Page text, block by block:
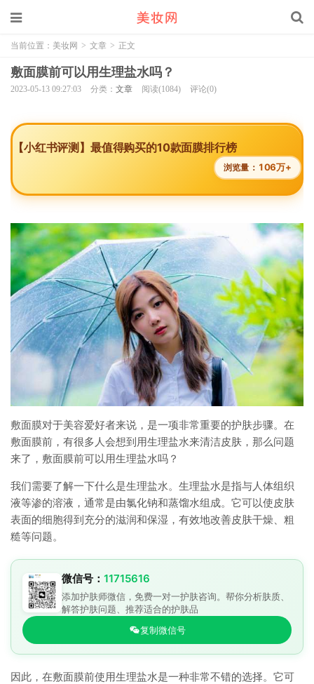
当前位置： 美妆网 > 文章 > 正文
敷面膜前可以用生理盐水吗？
2023-05-13 09:27:03 分类： 文章 阅读(1084) 评论(0)
【小红书评测】最值得购买的10款面膜排行榜
浏览量： 106万+
敷面膜对于美容爱好者来说，是一项非常重要的护肤步骤。在
敷面膜前，有很多人会想到用生理盐水来清洁皮肤，那么问题
来了，敷面膜前可以用生理盐水吗？
我们需要了解一下什么是生理盐水。生理盐水是指与人体组织
液等渗的溶液，通常是由氯化钠和蒸馏水组成。它可以使皮肤
表面的细胞得到充分的滋润和保湿，有效地改善皮肤干燥、粗
糙等问题。
微信号： 11715616
添加护肤师微信，免费一对一护肤咨询。帮你分析肤质、
解答护肤问题、推荐适合的护肤品
复制微信号
因此，在敷面膜前使用生理盐水是一种非常不错的选择。它可